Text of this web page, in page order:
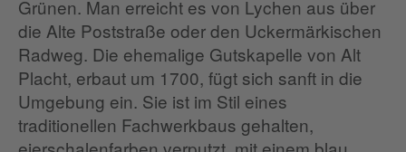
Grünen. Man erreicht es von Lychen aus über
die Alte Poststraße oder den Uckermärkischen
Radweg. Die ehemalige Gutskapelle von Alt
Placht, erbaut um 1700, fügt sich sanft in die
Umgebung ein. Sie ist im Stil eines
traditionellen Fachwerkbaus gehalten,